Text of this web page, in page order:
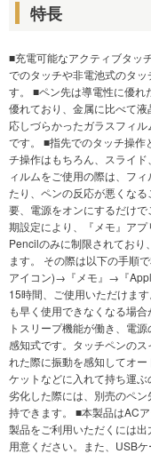
特長
■充電可能なアクティブタッ
でのタッチや非電池式のタ
す。 ■ペン先は導電性に優れ
優れており、金属に比べて
応しづらかったガラスフィ
です。 ■指先でのタッチ操作
チ操作はもちろん、スライ
ィルムをご使用の際は、フ
たり、ペンの反応が悪くな
要、電源をオンにするだけ
期設定により、『メモ』ア
Pencilのみに制限されており
ます。 その際は以下の手順
アイコン)→『メモ』→『
15時間、ご使用いただけま
も早く使用できなくなる場
トスリープ機能が働き、電
感知式です。タッチペンの
れた際に振動を感知してオ
ケットなどに入れて持ち運
劣化した際には、別売のペ
持できます。 ■本製品はAC
製品をご利用いただくには
用意ください。また、USB